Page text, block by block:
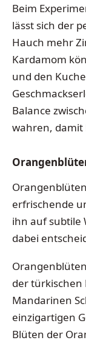
Beim
lässt sich der
Hauch mehr
Kardamom
und den
Balance
wahren, damit
erfrischende
ihn auf subtile
dabei
der türkischen
Mandarinen
einzigartigen
Blüten der